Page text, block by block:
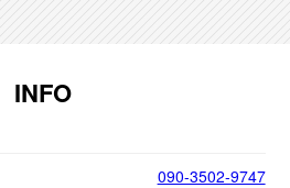
INFO
090-3502-9747